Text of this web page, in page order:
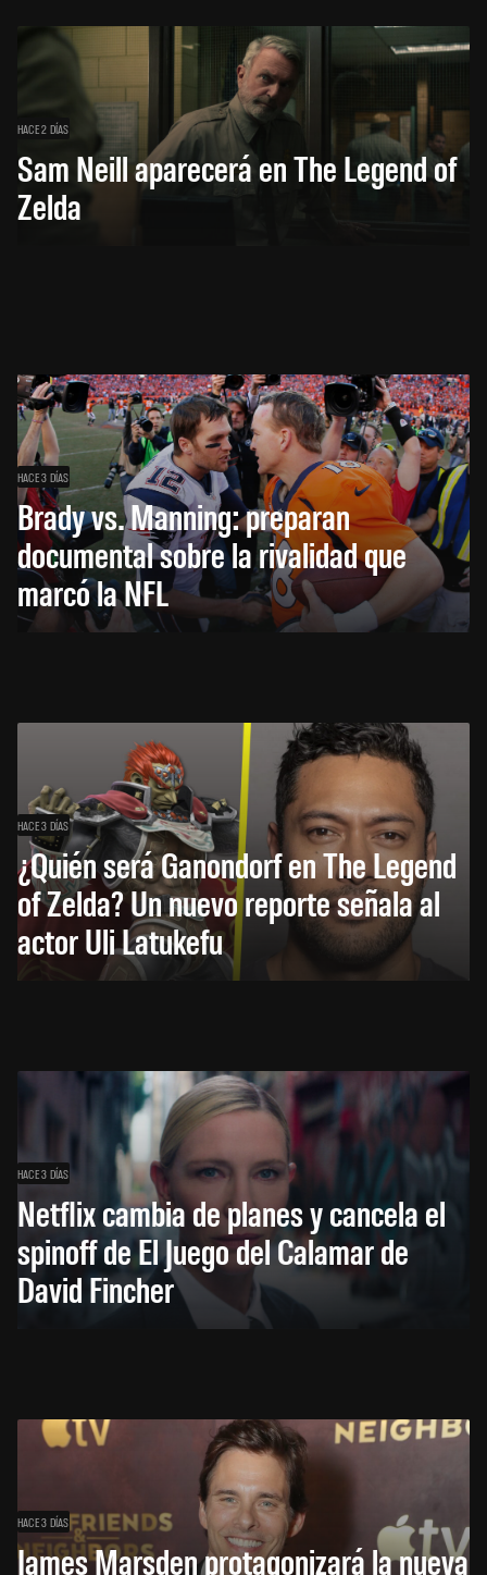
HACE 2 DÍAS
Sam Neill aparecerá en The Legend of
Zelda
HACE 3 DÍAS
Brady vs. Manning: preparan
documental sobre la rivalidad que
marcó la NFL
HACE 3 DÍAS
¿Quién será Ganondorf en The Legend
of Zelda? Un nuevo reporte señala al
actor Uli Latukefu
HACE 3 DÍAS
Netflix cambia de planes y cancela el
spinoff de El Juego del Calamar de
David Fincher
HACE 3 DÍAS
James Marsden protagonizará la nueva